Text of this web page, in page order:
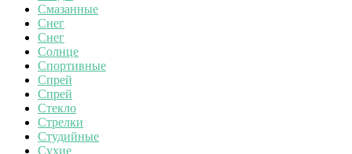
Смазанные
Снег
Снег
Солнце
Спортивные
Спрей
Спрей
Стекло
Стрелки
Студийные
Сухие